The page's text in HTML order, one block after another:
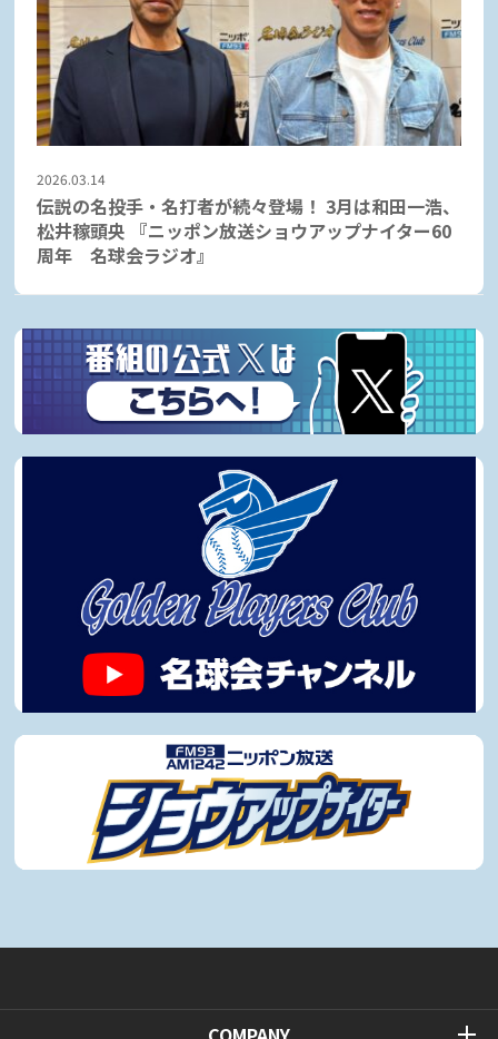
2026.03.14
伝説の名投手・名打者が続々登場！ 3月は和田一浩、
松井稼頭央 『ニッポン放送ショウアップナイター60
周年 名球会ラジオ』